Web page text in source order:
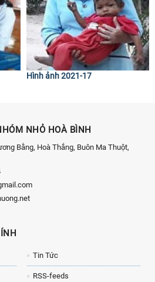
Hình ảnh 2021-17
NHỎ HOÀ BÌNH
Bằng, Hoà Thắng, Buôn Ma Thuột,
Tin Tức
RSS-feeds